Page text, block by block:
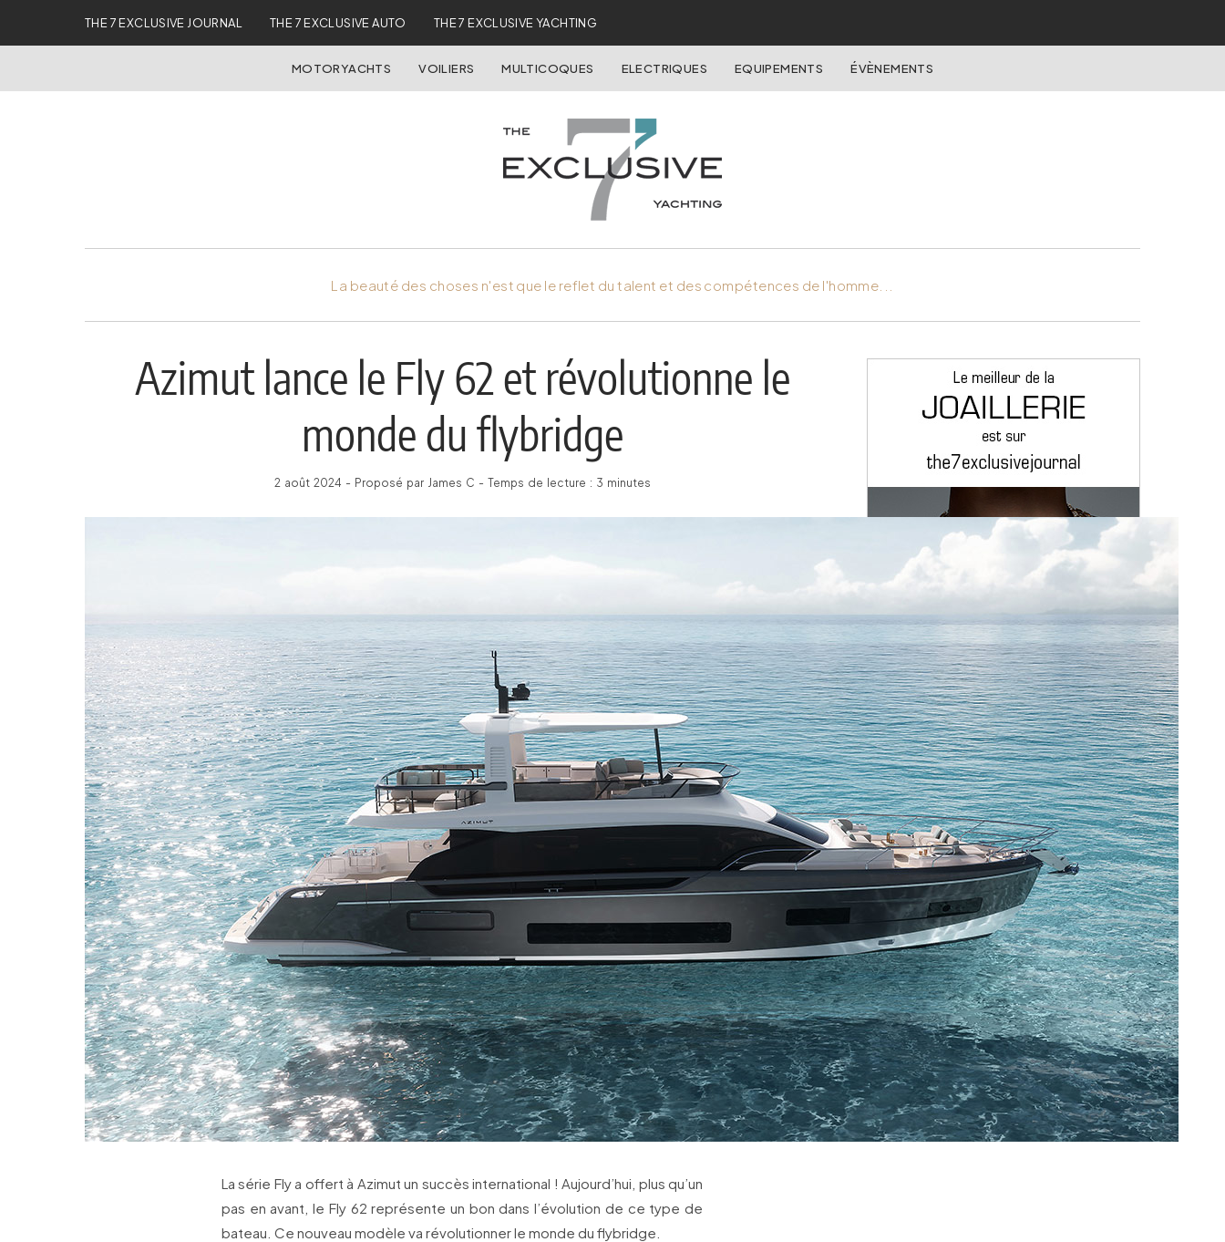
THE 7 EXCLUSIVE JOURNAL THE 7 EXCLUSIVE AUTO THE 7 EXCLUSIVE YACHTING
MOTORYACHTS VOILIERS MULTICOQUES ELECTRIQUES EQUIPEMENTS ÉVÈNEMENTS
La beauté des choses n'est que le reflet du talent et des compétences de l'homme...
Azimut lance le Fly 62 et révolutionne le
monde du flybridge
2 août 2024 - Proposé par James C - Temps de lecture : 3 minutes
La série Fly a offert à Azimut un succès international ! Aujourd’hui, plus qu’un
pas en avant, le Fly 62 représente un bon dans l’évolution de ce type de
bateau. Ce nouveau modèle va révolutionner le monde du flybridge.